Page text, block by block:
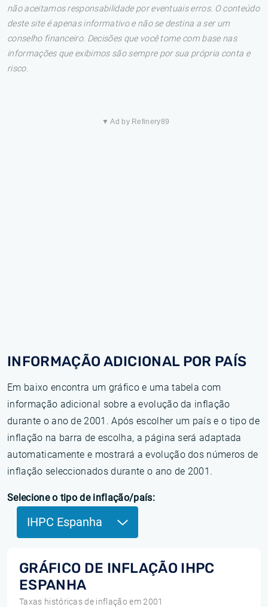
não aceitamos responsabilidade por eventuais erros. O conteúdo
deste site é apenas informativo e não se destina a ser um
conselho financeiro. Decisões que você tome com base nas
informações que exibimos são sempre por sua própria conta e
risco.
▼ Ad by Refinery89
INFORMAÇÃO ADICIONAL POR PAÍS
Em baixo encontra um gráfico e uma tabela com
informação adicional sobre a evolução da inflação
durante o ano de 2001. Após escolher um país e o tipo de
inflação na barra de escolha, a página será adaptada
automaticamente e mostrará a evolução dos números de
inflação seleccionados durante o ano de 2001.
Selecione o tipo de inflação/país:
IHPC Espanha
GRÁFICO DE INFLAÇÃO IHPC
ESPANHA
Taxas históricas de inflação em 2001